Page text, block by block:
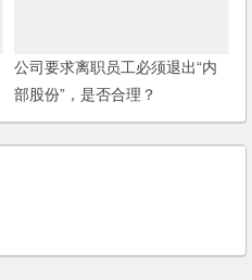
公司要求离职员工必须退出“内
部股份”，是否合理？